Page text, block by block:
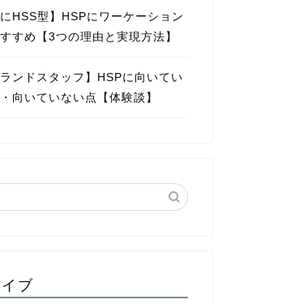
にHSS型】HSPにワーケーション
すめ【3つの理由と実現方法】
ランドスタッフ】HSPに向いてい
向いていない点【体験談】
ブ